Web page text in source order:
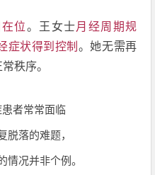
位。王女士月经周期规
症状得到控制 。她无需再
秩序。
者常常面临
脱落的难题，
情况并非个例。